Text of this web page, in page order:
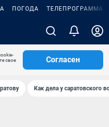
ПОГОДА ТЕЛЕПРОГРАММА
свое
Согласен
Как дела у саратовского